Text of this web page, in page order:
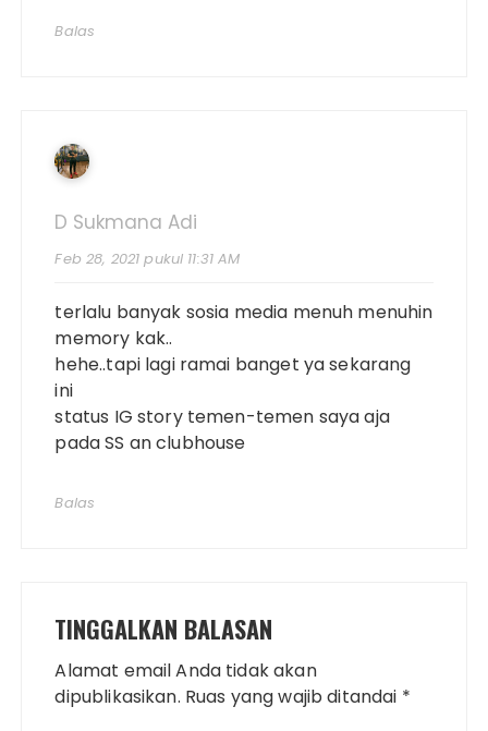
Balas
D Sukmana Adi
Feb 28, 2021 pukul 11:31 AM
terlalu banyak sosia media menuh menuhin
memory kak..
hehe..tapi lagi ramai banget ya sekarang
ini
status IG story temen-temen saya aja
pada SS an clubhouse
Balas
TINGGALKAN BALASAN
Alamat email Anda tidak akan
dipublikasikan. Ruas yang wajib ditandai *